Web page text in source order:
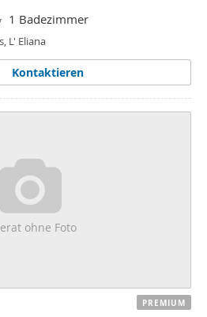
1 Badezimmer
L' Eliana
Kontaktieren
ohne Foto
PREMIUM